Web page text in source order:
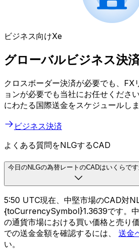
ビジネス向けXe
グローバルビジネス決
クロスボーダー決済が必要でも、FX
ョンが必要でも当社にお任せくださ
にわたる国際送金をスケジュールしま
ビジネス決済
よくある質問をNLGするCAD
今日のNLGの為替レートのCADはいくらで
5:50 UTC現在、中堅市場のCAD対
{toCurrencySymbol}1.3639です。
の通貨市場における買い価格と売り
での送金金額を確認するには、 送金
い。